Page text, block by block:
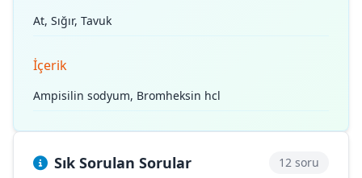
At, Sığır, Tavuk
İçerik
Ampisilin sodyum, Bromheksin hcl
Sık Sorulan Sorular 12 soru